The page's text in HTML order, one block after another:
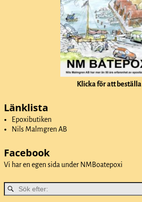
Klicka för att beställa
Länklista
Epoxibutiken
Nils Malmgren AB
Facebook
Vi har en egen sida under NMBoatepoxi